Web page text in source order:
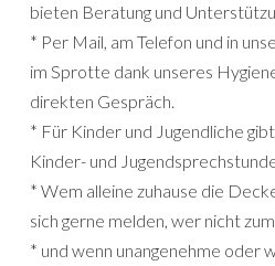
bieten Beratung und
* Per Mail, am Telefon und in
im Sprotte dank unseres
direkten Gespräch.
* Für Kinder und Jugendliche
Kinder- und
* Wem alleine zuhause die
sich gerne melden, wer nicht
* und wenn unangenehme oder